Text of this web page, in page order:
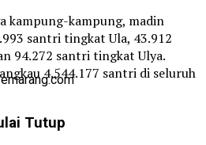
kampung-kampung, madin
santri tingkat Ula, 43.912
94.272 santri tingkat Ulya.
4.544.177 santri di seluruh
Tutup